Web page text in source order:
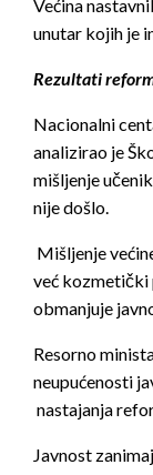
Većina
unutar kojih je
Rezultati
Nacionalni
analizirao je
mišljenje
nije došlo.
Mišljenje
već kozmetički
obmanjuje
Resorno
neupućenosti
nastajanja
Javnost